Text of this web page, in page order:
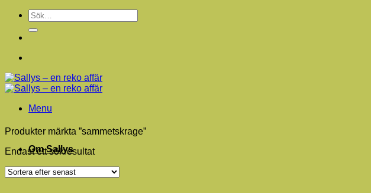
Sök
efter:
Menu
Om Sallys
Produkter märkta ”sammetskrage”
Endast ett sökresultat